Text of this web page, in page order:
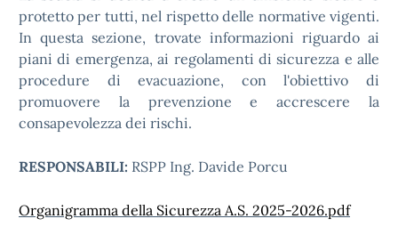
protetto per tutti, nel rispetto delle normative vigenti.
In questa sezione, trovate informazioni riguardo ai
piani di emergenza, ai regolamenti di sicurezza e alle
procedure di evacuazione, con l'obiettivo di
promuovere la prevenzione e accrescere la
consapevolezza dei rischi.
RESPONSABILI: RSPP Ing. Davide Porcu
Organigramma della Sicurezza A.S. 2025-2026.pdf